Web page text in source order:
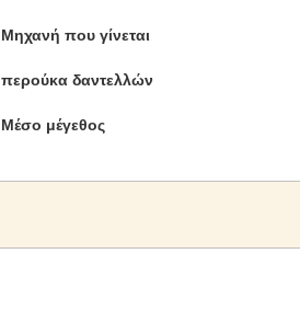
Μηχανή που γίνεται
περούκα δαντελλών
Μέσο μέγεθος